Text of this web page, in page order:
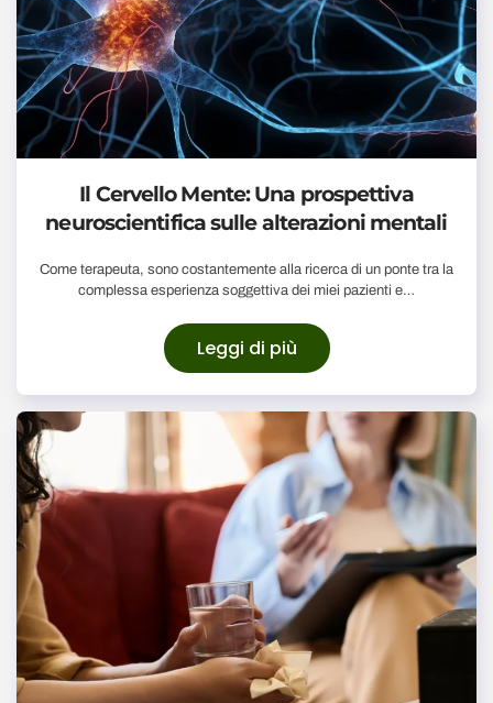
Il Cervello Mente: Una prospettiva
neuroscientifica sulle alterazioni mentali
Come terapeuta, sono costantemente alla ricerca di un ponte tra la
complessa esperienza soggettiva dei miei pazienti e…
Leggi di più